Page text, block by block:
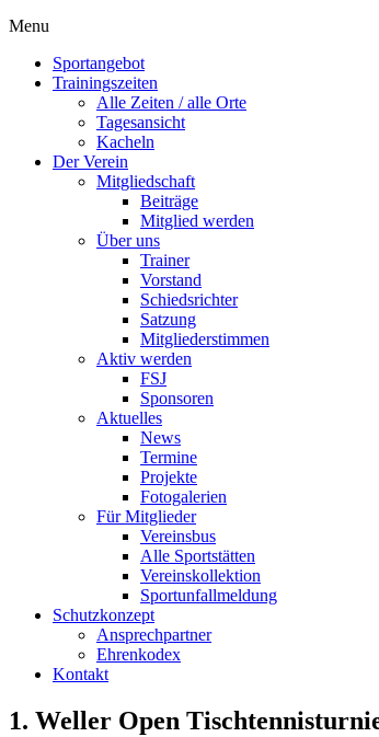
Flyout
Menu
Sportangebot
Trainingszeiten
Alle Zeiten / alle Orte
Tagesansicht
Kacheln
Der Verein
Mitgliedschaft
Beiträge
Mitglied werden
Über uns
Trainer
Vorstand
Schiedsrichter
Satzung
Mitgliederstimmen
Aktiv werden
FSJ
Sponsoren
Aktuelles
News
Termine
Projekte
Fotogalerien
Für Mitglieder
Vereinsbus
Alle Sportstätten
Vereinskollektion
Sportunfallmeldung
Schutzkonzept
Ansprechpartner
Ehrenkodex
Kontakt
1. Weller Open